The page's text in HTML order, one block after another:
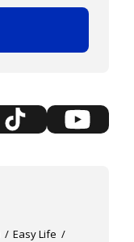
Easy Life